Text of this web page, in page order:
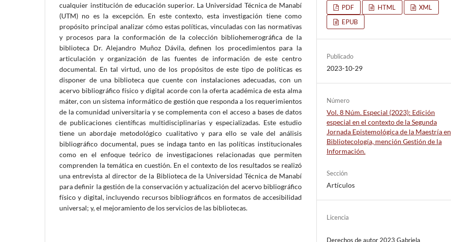
cualquier institución de educación superior. La Universidad Técnica de Manabí
(UTM) no es la excepción. En este contexto, esta investigación tiene como
propósito principal analizar cómo estas políticas, vinculadas con las normativas
y procesos para la conformación de la colección bibliohemerográfica de la
biblioteca Dr. Alejandro Muñoz Dávila, definen los procedimientos para la
articulación y organización de las fuentes de información de este centro
documental. En tal virtud, uno de los propósitos de este tipo de políticas es
disponer de una biblioteca que cuente con instalaciones adecuadas, con un
acervo bibliográfico físico y digital acorde con la oferta académica de esta alma
máter, con un sistema informático de gestión que responda a los requerimientos
de la comunidad universitaria y se complementa con el acceso a bases de datos
de publicaciones científicas multidisciplinarias y especializadas. Este estudio
tiene un abordaje metodológico cualitativo y para ello se vale del análisis
bibliográfico documental, pues se indaga tanto en las políticas institucionales
como en el enfoque teórico de investigaciones relacionadas que permiten
comprenden la temática en cuestión. En el contexto de los resultados se realizó
una entrevista al director de la Biblioteca de la Universidad Técnica de Manabí
para definir la gestión de la conservación y actualización del acervo bibliográfico
físico y digital, incluyendo recursos bibliográficos en formatos de accesibilidad
universal; y, el mejoramiento de los servicios de las bibliotecas.
PDF HTML
XML
EPUB
Publicado
2023-10-29
Número
Vol. 8 Núm. Especial (2023): Edición
especial en el contexto de la Segunda
Jornada Epistemológica de la Maestría en
Bibliotecología, mención Gestión de la
Información.
Sección
Artículos
Licencia
Derechos de autor 2023 Gabriela